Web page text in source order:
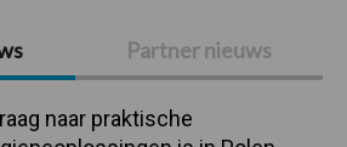
Partner nieuws
naar praktische